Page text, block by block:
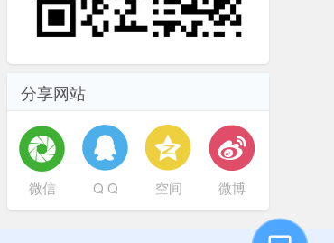
分享网站
微信 Q Q 空间 微博